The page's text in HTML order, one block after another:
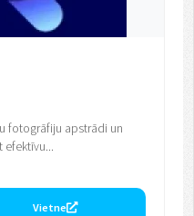
fotogrāfiju apstrādi un
efektīvu...
Vietne